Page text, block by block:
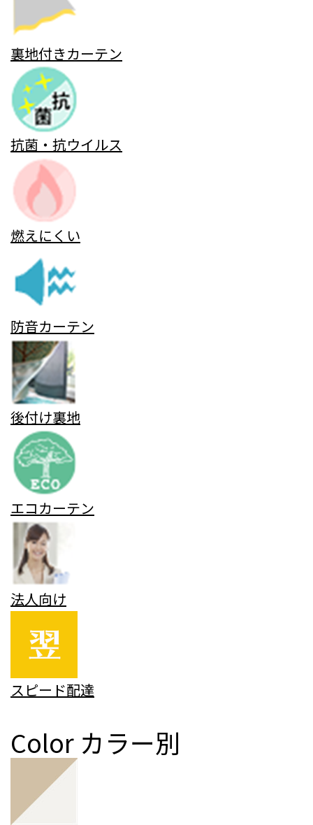
裏地付きカーテン
抗菌・抗ウイルス
燃えにくい
防音カーテン
後付け裏地
エコカーテン
法人向け
スピード配達
Color カラー別